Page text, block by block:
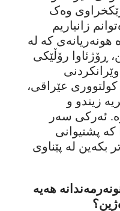
وەک
زانیاریم
کە لە
ڕۆژئاوا رۆڵێکی
عێراقی،
زیندو و
ئەرکی سەر
کە پشتیوانی
بکەین لە پێناوی
هەیە